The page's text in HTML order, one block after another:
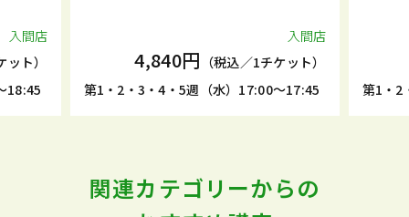
入間店
ト）
18:45
入間店
4,840円 （税込／1チケット）
第1・2・3・4・5週（水）17:00～17:45
第1・2
関連カテゴリーからの